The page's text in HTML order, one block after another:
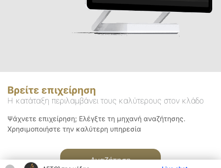
Βρείτε επιχείρηση
Η κατάταξη περιλαμβάνει τους καλύτερους στον κλάδο
Ψάχνετε επιχείρηση; Ελέγξτε τη μηχανή αναζήτησης.
Χρησιμοποιήστε την καλύτερη υπηρεσία
Αναζήτηση